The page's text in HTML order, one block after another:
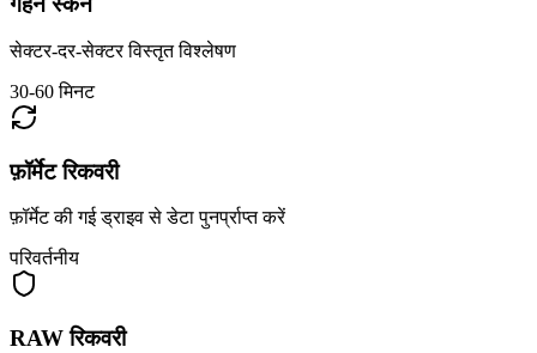
सेक्टर-दर-सेक्टर विस्तृत विश्लेषण
30-60 मिनट
फ़ॉर्मेट रिकवरी
फ़ॉर्मेट की गई ड्राइव से डेटा पुनर्प्राप्त करें
परिवर्तनीय
RAW रिकवरी